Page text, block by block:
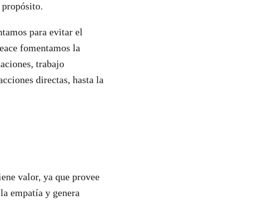
para evitar el
fomentamos la
trabajo
directas, hasta la
valor, ya que provee
empatía y genera